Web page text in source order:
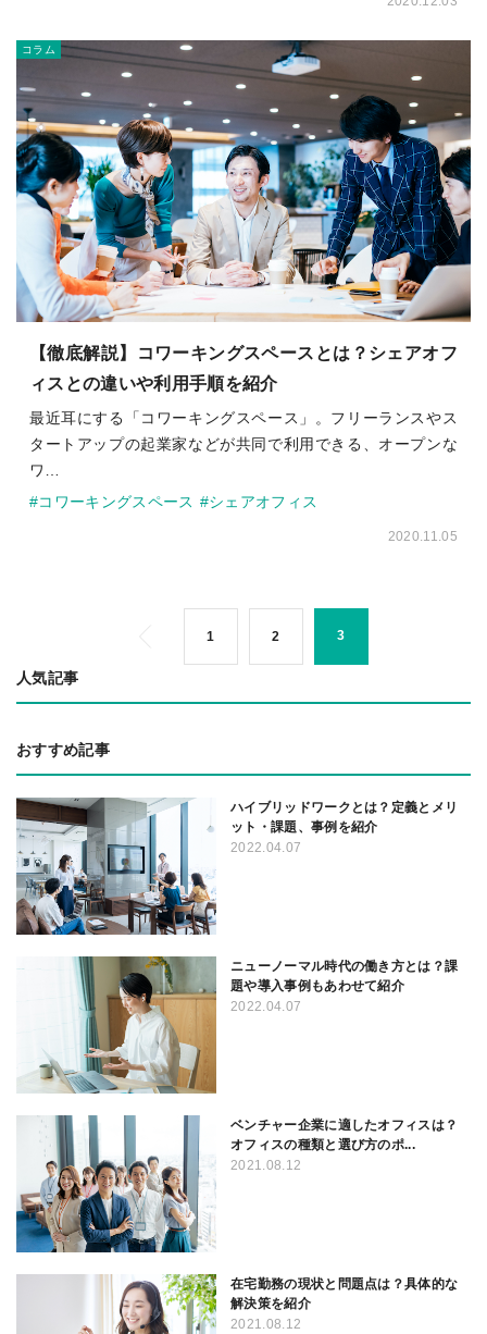
コラム
【徹底解説】コワーキングスペースとは？シェアオフ
ィスとの違いや利用手順を紹介
最近耳にする「コワーキングスペース」。フリーランスやス
タートアップの起業家などが共同で利用できる、オープンな
ワ…
#コワーキングスペース #シェアオフィス
2020.11.05
1 2 3
人気記事
おすすめ記事
ハイブリッドワークとは？定義とメリ
ット・課題、事例を紹介
2022.04.07
ニューノーマル時代の働き方とは？課
題や導入事例もあわせて紹介
2022.04.07
ベンチャー企業に適したオフィスは？
オフィスの種類と選び方のポ...
2021.08.12
在宅勤務の現状と問題点は？具体的な
解決策を紹介
2021.08.12